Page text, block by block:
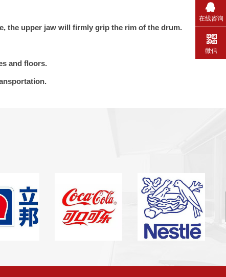
the upper jaw will firmly grip the rim of the drum.
and floors.
在线咨询
微信